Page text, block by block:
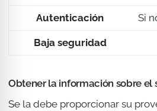
Autenticación Si
Baja seguridad
Obtener la información sobre el
Se la debe proporcionar su